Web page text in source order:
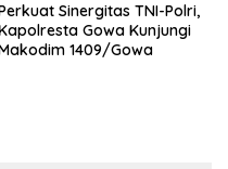
Sinergitas TNI-Polri,
Gowa Kunjungi
1409/Gowa